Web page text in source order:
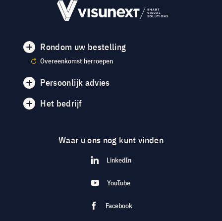
Rondom uw bestelling
Overeenkomst herroepen
Persoonlijk advies
Het bedrijf
Waar u ons nog kunt vinden
LinkedIn
YouTube
Facebook